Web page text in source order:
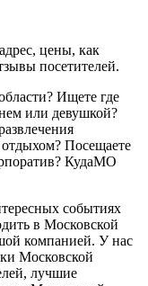
цены, как
посетителей.
Ищете где
или девушкой?
Посещаете
КудаМО
событиях
в Московской
компанией. У нас
Московской
лучшие